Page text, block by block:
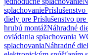
splachovanie
diely pre Príslušenstvo
hrubú montážNáhradné
ovládania splachovania
splachovaniaNáhradné